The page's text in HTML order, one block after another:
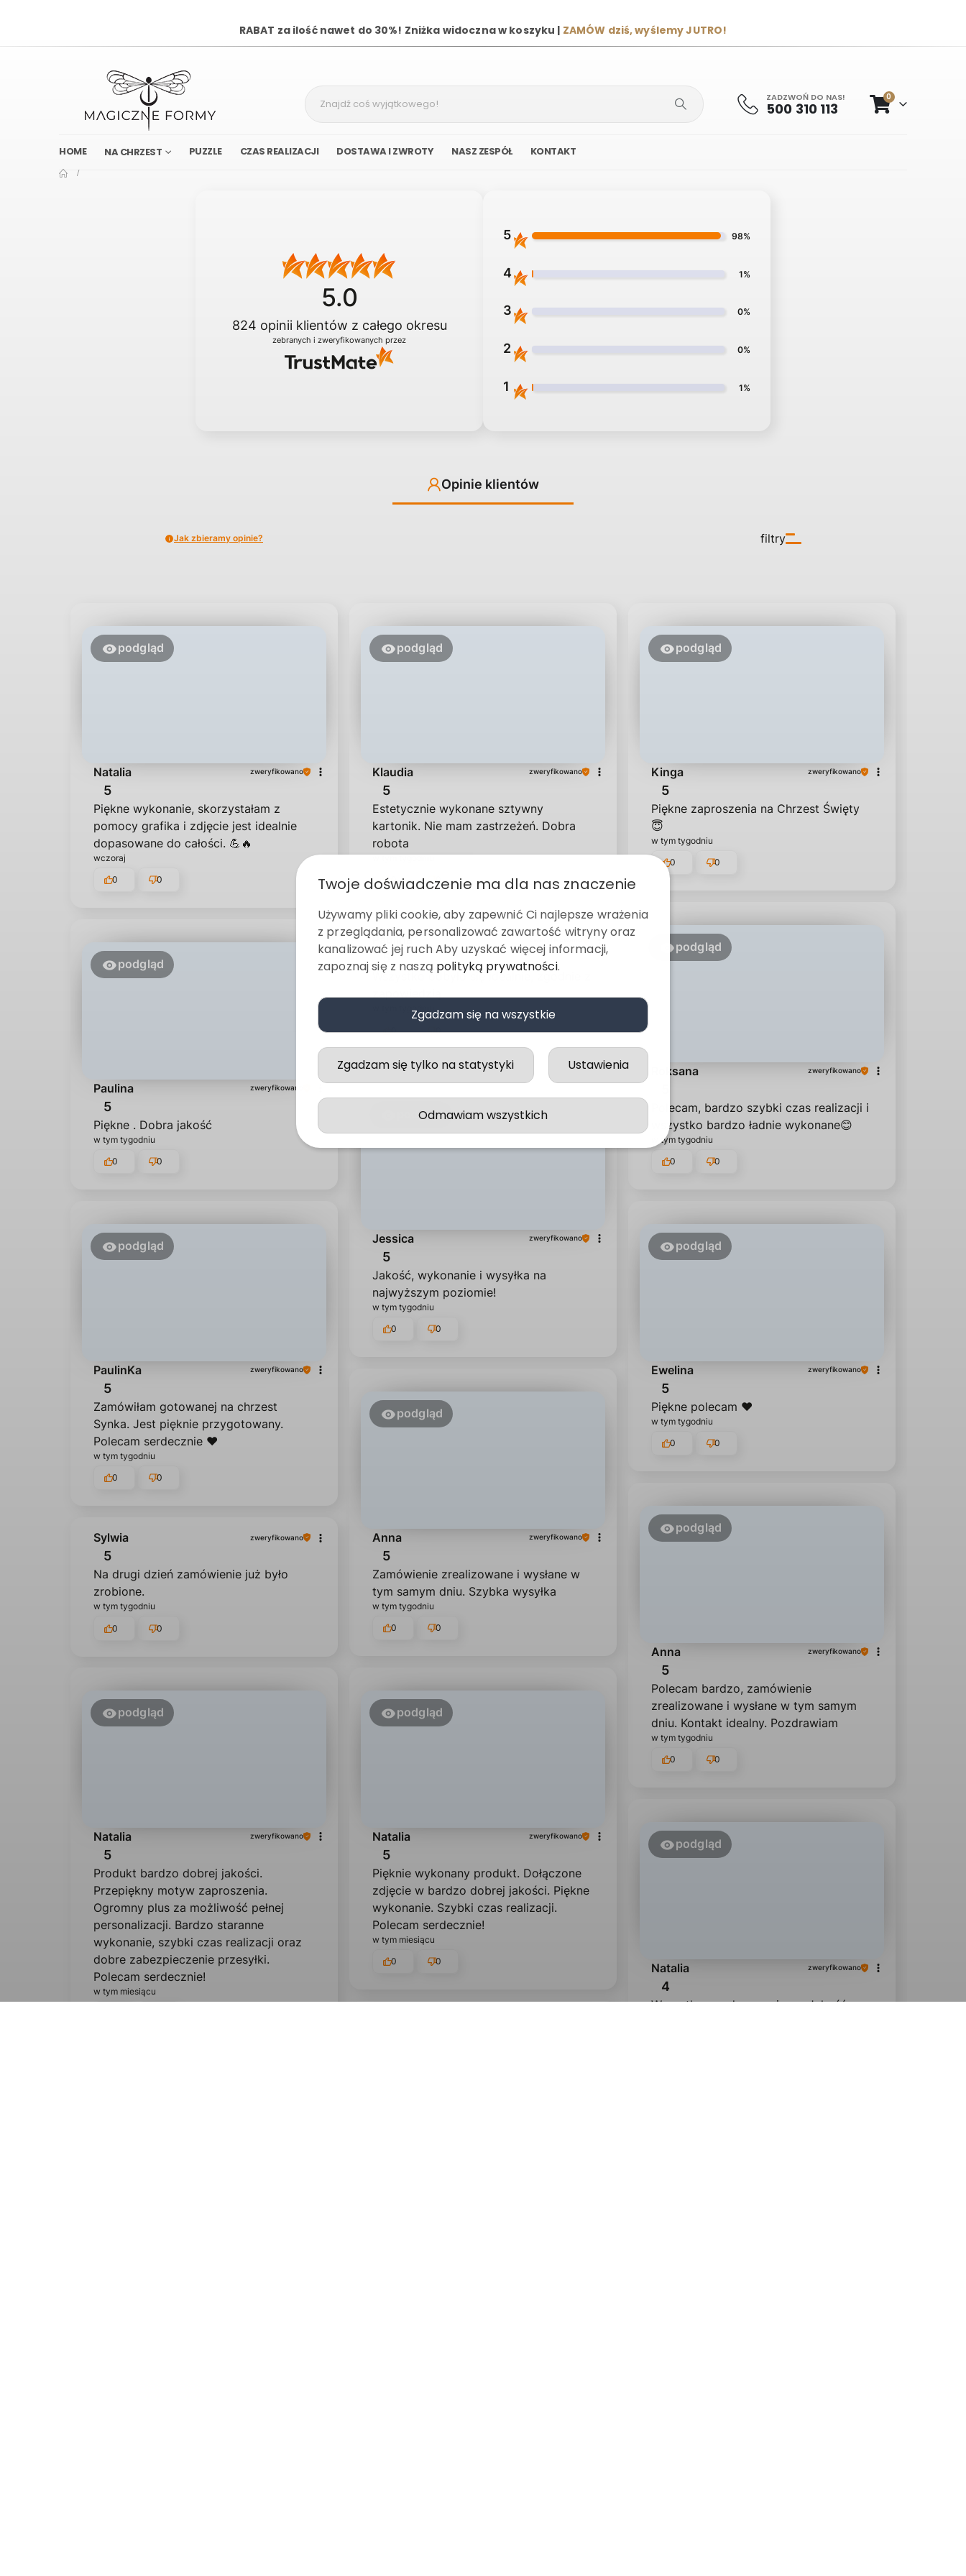
RABAT za ilość nawet do 30%! Zniżka widoczna w koszyku | ZAMÓW dziś, wyślemy JUTRO!
ZADZWOŃ DO NAS!
500 310 113
0
HOME NA CHRZEST PUZZLE CZAS REALIZACJI DOSTAWA I ZWROTY NASZ ZESPÓŁ KONTAKT
5.0
824 opinii klientów z całego okresu
zebranych i zweryfikowanych przez
5 98%
4 1%
3 0%
2 0%
1 1%
Opinie klientów
filtry
Jak zbieramy opinie?
podgląd
Natalia zweryfikowano
5
Piękne wykonanie, skorzystałam z
pomocy grafika i zdjęcie jest idealnie
dopasowane do całości. 💪🔥
wczoraj
0 0
podgląd
Klaudia zweryfikowano
5
Estetycznie wykonane sztywny
kartonik. Nie mam zastrzeżeń. Dobra
robota
w tym tygodniu
0 0
podgląd
Kinga zweryfikowano
5
Piękne zaproszenia na Chrzest Święty
😇
w tym tygodniu
0 0
podgląd
Roksana zweryfikowano
Polecam, bardzo szybki czas realizacji i
wszystko bardzo ładnie wykonane😊
w tym tygodniu
0 0
podgląd
Paulina zweryfikowano
5
Piękne . Dobra jakość
w tym tygodniu
0 0
Paulina
5
Wszystko odbyło się idealnie, zgodnie z
zapowiedzią.
w tym tygodniu
0 0
podgląd
Jessica zweryfikowano
5
Jakość, wykonanie i wysyłka na
najwyższym poziomie!
w tym tygodniu
0 0
podgląd
PaulinKa zweryfikowano
5
Zamówiłam gotowanej na chrzest
Synka. Jest pięknie przygotowany.
Polecam serdecznie ❤️
w tym tygodniu
0 0
podgląd
Ewelina zweryfikowano
5
Piękne polecam ❤️
w tym tygodniu
0 0
podgląd
Anna zweryfikowano
5
Zamówienie zrealizowane i wysłane w
tym samym dniu. Szybka wysyłka
w tym tygodniu
0 0
podgląd
Anna zweryfikowano
5
Polecam bardzo, zamówienie
zrealizowane i wysłane w tym samym
dniu. Kontakt idealny. Pozdrawiam
w tym tygodniu
0 0
Sylwia zweryfikowano
5
Na drugi dzień zamówienie już było
zrobione.
w tym tygodniu
0 0
podgląd
Natalia zweryfikowano
5
Produkt bardzo dobrej jakości.
Przepiękny motyw zaproszenia.
Ogromny plus za możliwość pełnej
personalizacji. Bardzo staranne
wykonanie, szybki czas realizacji oraz
dobre zabezpieczenie przesyłki.
Polecam serdecznie!
w tym miesiącu
podgląd
Natalia zweryfikowano
5
Pięknie wykonany produkt. Dołączone
zdjęcie w bardzo dobrej jakości. Piękne
wykonanie. Szybki czas realizacji.
Polecam serdecznie!
w tym miesiącu
0 0
podgląd
Natalia zweryfikowano
4
Wszystko zgodne z opisem. Jakość
Twoje doświadczenie ma dla nas znaczenie
Używamy pliki cookie, aby zapewnić Ci najlepsze wrażenia
z przeglądania, personalizować zawartość witryny oraz
kanalizować jej ruch Aby uzyskać więcej informacji,
zapoznaj się z naszą polityką prywatności.
Zgadzam się na wszystkie
Zgadzam się tylko na statystyki Ustawienia
Odmawiam wszystkich